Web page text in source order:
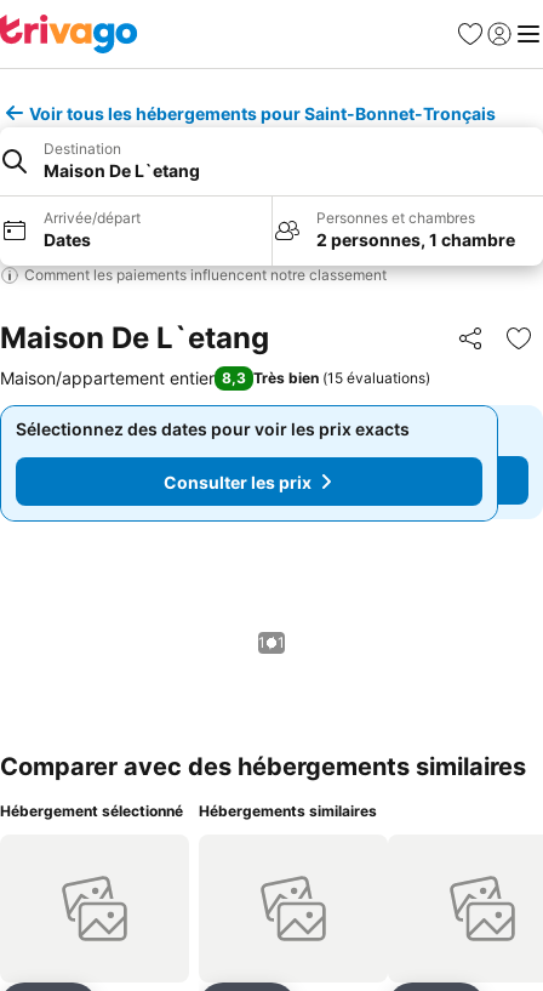
Favoris
Se
Voir tous les hébergements pour Saint-Bonnet-Tronçais
Destination
Maison De L`etang
Arrivée/départ
Dates
Personnes et chambres
2 personnes, 1 chambre
Comment les paiements influencent notre classement
Maison De L`etang Partager
Maison/appartement entier 8,3 Très bien (15 évaluations)
Sélectionnez des dates pour voir les prix exacts
Consulter les prix
Sélectionnez des dates pour voir les prix exacts
Consulter les prix
1 / 1
Comparer avec des hébergements similaires
Hébergement sélectionné Hébergements similaires